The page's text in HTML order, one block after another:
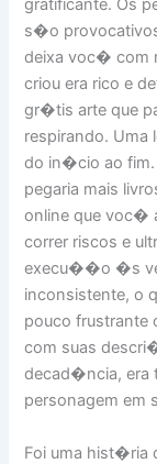
gratificante. Os
s�o
deixa voc� com
criou era rico e
gr�tis arte que
respirando. Uma
do in�cio ao
pegaria mais
online que voc�
correr riscos e
execu��o �s
inconsistente, o
pouco
com suas
decad�ncia, era
personagem em
Foi uma hist�ria